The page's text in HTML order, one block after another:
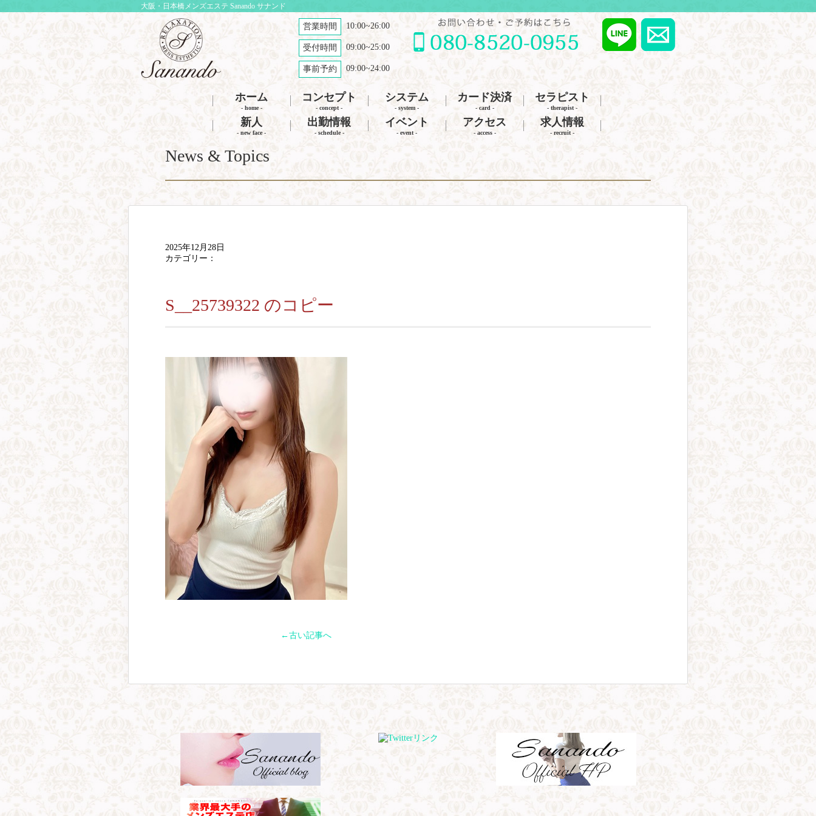
大阪・日本橋メンズエステ Sanando サナンド
営業時間 10:00~26:00
受付時間 09:00~25:00
事前予約 09:00~24:00
ホーム
- home -
コンセプト
- concept -
システム
- system -
カード決済
- card -
セラピスト
- therapist -
新人
- new face -
出勤情報
- schedule -
イベント
- event -
アクセス
- access -
求人情報
- recruit -
News & Topics
2025年12月28日
カテゴリー：
S__25739322 のコピー
←古い記事へ